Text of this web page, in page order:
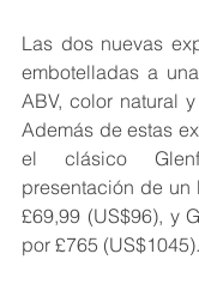
Las dos nuevas
embotelladas a
ABV, color natural
Además de estas
el clásico
presentación de
£69,99 (US$96), y
por £765 (US$1045).